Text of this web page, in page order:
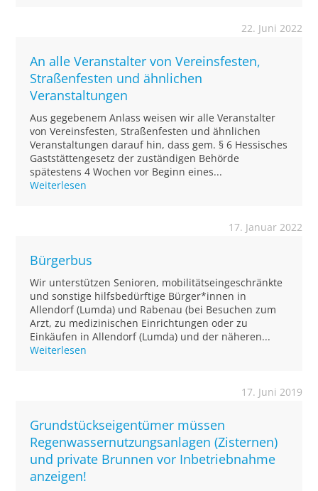
22. Juni 2022
An alle Veranstalter von Vereinsfesten,
Straßenfesten und ähnlichen
Veranstaltungen
Aus gegebenem Anlass weisen wir alle Veranstalter
von Vereinsfesten, Straßenfesten und ähnlichen
Veranstaltungen darauf hin, dass gem. § 6 Hessisches
Gaststättengesetz der zuständigen Behörde
spätestens 4 Wochen vor Beginn eines...
Weiterlesen
17. Januar 2022
Bürgerbus
Wir unterstützen Senioren, mobilitätseingeschränkte
und sonstige hilfsbedürftige Bürger*innen in
Allendorf (Lumda) und Rabenau (bei Besuchen zum
Arzt, zu medizinischen Einrichtungen oder zu
Einkäufen in Allendorf (Lumda) und der näheren...
Weiterlesen
17. Juni 2019
Grundstückseigentümer müssen
Regenwassernutzungsanlagen (Zisternen)
und private Brunnen vor Inbetriebnahme
anzeigen!